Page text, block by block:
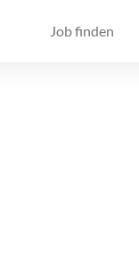
Job finden